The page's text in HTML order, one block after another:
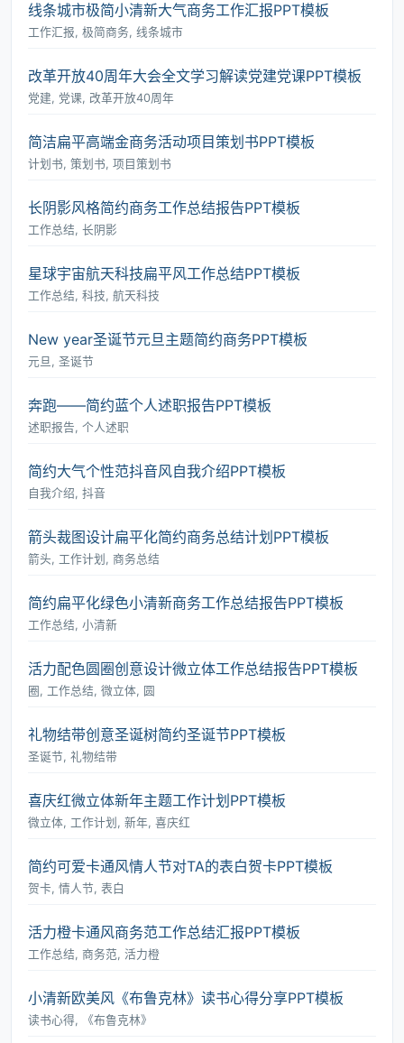
线条城市极简小清新大气商务工作汇报PPT模板
工作汇报, 极简商务, 线条城市
改革开放40周年大会全文学习解读党建党课PPT模板
党建, 党课, 改革开放40周年
简洁扁平高端金商务活动项目策划书PPT模板
计划书, 策划书, 项目策划书
长阴影风格简约商务工作总结报告PPT模板
工作总结, 长阴影
星球宇宙航天科技扁平风工作总结PPT模板
工作总结, 科技, 航天科技
New year圣诞节元旦主题简约商务PPT模板
元旦, 圣诞节
奔跑――简约蓝个人述职报告PPT模板
述职报告, 个人述职
简约大气个性范抖音风自我介绍PPT模板
自我介绍, 抖音
箭头裁图设计扁平化简约商务总结计划PPT模板
箭头, 工作计划, 商务总结
简约扁平化绿色小清新商务工作总结报告PPT模板
工作总结, 小清新
活力配色圆圈创意设计微立体工作总结报告PPT模板
圈, 工作总结, 微立体, 圆
礼物结带创意圣诞树简约圣诞节PPT模板
圣诞节, 礼物结带
喜庆红微立体新年主题工作计划PPT模板
微立体, 工作计划, 新年, 喜庆红
简约可爱卡通风情人节对TA的表白贺卡PPT模板
贺卡, 情人节, 表白
活力橙卡通风商务范工作总结汇报PPT模板
工作总结, 商务范, 活力橙
小清新欧美风《布鲁克林》读书心得分享PPT模板
读书心得, 《布鲁克林》